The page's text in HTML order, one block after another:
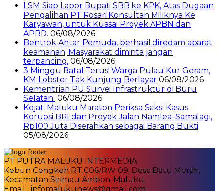
LSM Siap Lapor Bupati SBB ke KPK, Atas Dugaan
Pengalihan PT Rosari Konsultan Miliknya Ke
Karyawan, untuk Kuasai Proyek APBN dan
APBD. 06/08/2026
Bentrok Antar Pemuda, berhasil diredam aparat
keamanan, Masyarakat diminta jangan
terpancing. 06/08/2026
3 Minggu Batal Terus! Warga Pulau Kur Geram,
KM Lobster Tak Kunjung Berlayar 06/08/2026
Kementrian PU Survei Infrastruktur di Buru
Selatan 06/08/2026
Kejati Maluku Maraton Periksa Saksi Kasus
Korupsi BRI dan Proyek Jalan Namlea–Samalagi,
Rp100 Juta Diserahkan sebagai Barang Bukti
05/08/2026
PT PUTRA MALUKU INTERMEDIA
Kebun Cengkeh RT.006/RW 09. Desa Batu Merah,
Kecamatan Sirimau Ambon-Maluku.
Email : infomalukunews@gmail.com